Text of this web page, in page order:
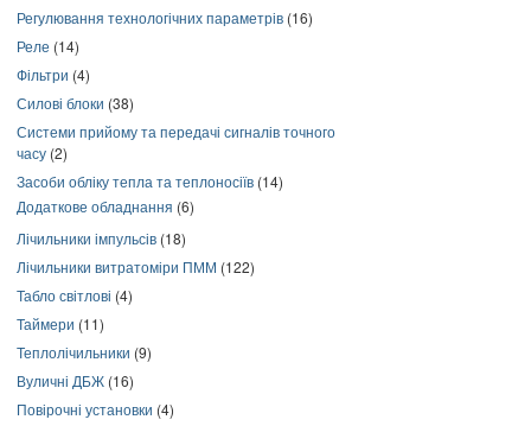
Регулювання технологічних параметрів (16)
Реле (14)
Фільтри (4)
Силові блоки (38)
Системи прийому та передачі сигналів точного
часу (2)
Засоби обліку тепла та теплоносіїв (14)
Додаткове обладнання (6)
Лічильники імпульсів (18)
Лічильники витратоміри ПММ (122)
Табло світлові (4)
Таймери (11)
Теплолічильники (9)
Вуличні ДБЖ (16)
Повірочні установки (4)